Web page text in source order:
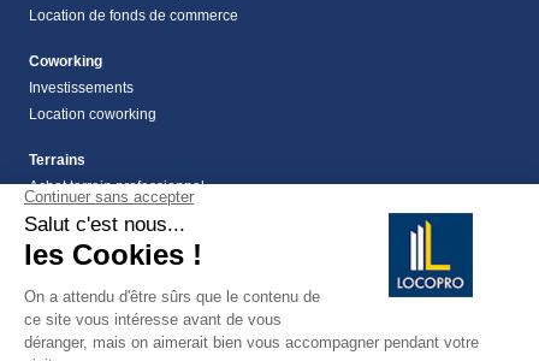
Location de fonds de commerce
Coworking
Investissements
Location coworking
Terrains
Achat terrain professionnel
location de terrain Alpes Maritimes (06)
Maritimes (06)
Terrains
Vente terrain Alpes maritimes (06)
vente terrains à montauroux